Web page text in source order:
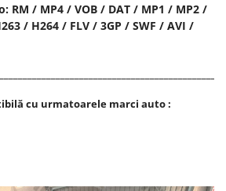
RM / MP4 / VOB / DAT / MP1 / MP2 /
/ H264 / FLV / 3GP / SWF / AVI /
cu urmatoarele marci auto :